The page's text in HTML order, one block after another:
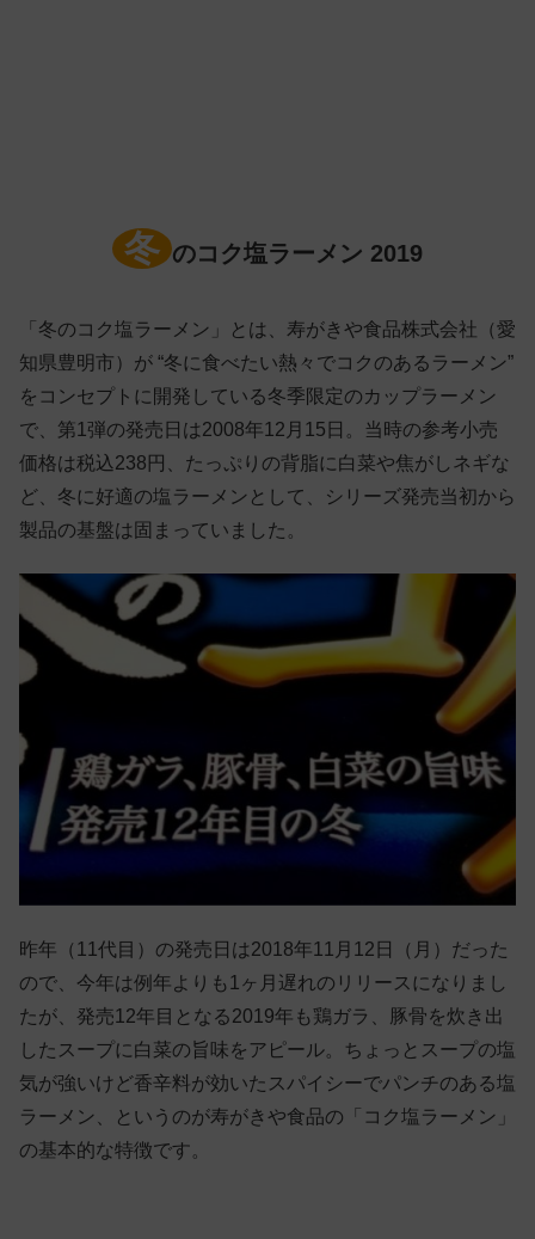
冬 のコク塩ラーメン 2019
「冬のコク塩ラーメン」とは、寿がきや食品株式会社（愛
知県豊明市）が “冬に食べたい熱々でコクのあるラーメン”
をコンセプトに開発している冬季限定のカップラーメン
で、第1弾の発売日は2008年12月15日。当時の参考小売
価格は税込238円、たっぷりの背脂に白菜や焦がしネギな
ど、冬に好適の塩ラーメンとして、シリーズ発売当初から
製品の基盤は固まっていました。
昨年（11代目）の発売日は2018年11月12日（月）だった
ので、今年は例年よりも1ヶ月遅れのリリースになりまし
たが、発売12年目となる2019年も鶏ガラ、豚骨を炊き出
したスープに白菜の旨味をアピール。ちょっとスープの塩
気が強いけど香辛料が効いたスパイシーでパンチのある塩
ラーメン、というのが寿がきや食品の「コク塩ラーメン」
の基本的な特徴です。